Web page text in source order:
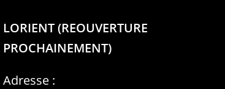
LORIENT (REOUVERTURE
PROCHAINEMENT)
Adresse :